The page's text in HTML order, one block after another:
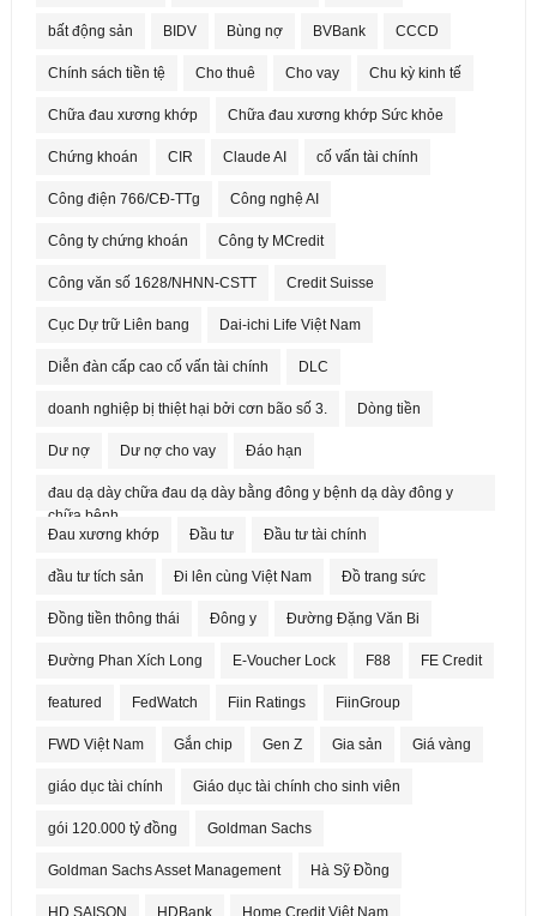
bất động sản BIDV Bùng nợ BVBank CCCD
Chính sách tiền tệ Cho thuê Cho vay Chu kỳ kinh tế
Chữa đau xương khớp Chữa đau xương khớp Sức khỏe
Chứng khoán CIR Claude AI cố vấn tài chính
Công điện 766/CĐ-TTg Công nghệ AI
Công ty chứng khoán Công ty MCredit
Công văn số 1628/NHNN-CSTT Credit Suisse
Cục Dự trữ Liên bang Dai-ichi Life Việt Nam
Diễn đàn cấp cao cố vấn tài chính DLC
doanh nghiệp bị thiệt hại bởi cơn bão số 3. Dòng tiền
Dư nợ Dư nợ cho vay Đáo hạn
đau dạ dày chữa đau dạ dày bằng đông y bệnh dạ dày đông y
chữa bệnh
Đau xương khớp
Đầu tư Đầu tư tài chính
đầu tư tích sản Đi lên cùng Việt Nam Đồ trang sức
Đồng tiền thông thái Đông y Đường Đặng Văn Bi
Đường Phan Xích Long E-Voucher Lock F88 FE Credit
featured FedWatch Fiin Ratings FiinGroup
FWD Việt Nam Gắn chip Gen Z Gia sản Giá vàng
giáo dục tài chính Giáo dục tài chính cho sinh viên
gói 120.000 tỷ đồng Goldman Sachs
Goldman Sachs Asset Management Hà Sỹ Đồng
HD SAISON HDBank Home Credit Việt Nam